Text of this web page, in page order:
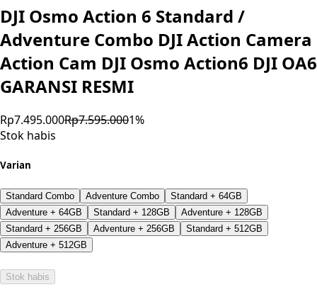
DJI Osmo Action 6 Standard /
Adventure Combo DJI Action Camera
Action Cam DJI Osmo Action6 DJI OA6
GARANSI RESMI
Rp7.495.000Rp7.595.0001%
Stok habis
Varian
Standard Combo Adventure Combo
Standard + 64GB
Adventure + 64GB
Standard + 128GB
Adventure + 128GB
Standard + 256GB
Adventure + 256GB
Standard + 512GB
Adventure + 512GB
Stok habis